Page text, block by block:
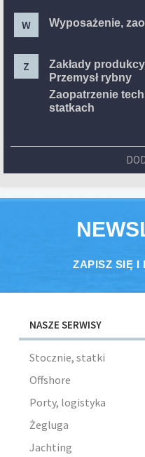
W Wyposażenie,
Z
Zakłady
Przemysł rybny
Zaopatrzenie
statkach
ZAPISZ SIĘ I
NASZE SERWISY
Stocznie, statki
Offshore
Porty, logistyka
Żegluga
Jachting